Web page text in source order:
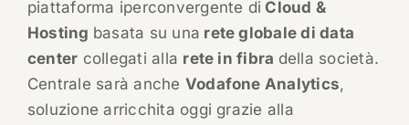
piattaforma iperconvergente di Cloud &
Hosting basata su una rete globale di data
center collegati alla rete in fibra della società.
Centrale sarà anche Vodafone Analytics,
soluzione arricchita oggi grazie alla